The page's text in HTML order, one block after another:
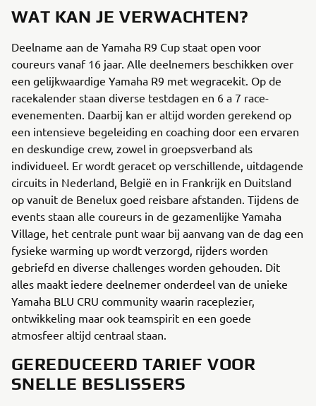
WAT KAN JE VERWACHTEN?
Deelname aan de Yamaha R9 Cup staat open voor
coureurs vanaf 16 jaar. Alle deelnemers beschikken over
een gelijkwaardige Yamaha R9 met wegracekit. Op de
racekalender staan diverse testdagen en 6 a 7 race-
evenementen. Daarbij kan er altijd worden gerekend op
een intensieve begeleiding en coaching door een ervaren
en deskundige crew, zowel in groepsverband als
individueel. Er wordt geracet op verschillende, uitdagende
circuits in Nederland, België en in Frankrijk en Duitsland
op vanuit de Benelux goed reisbare afstanden. Tijdens de
events staan alle coureurs in de gezamenlijke Yamaha
Village, het centrale punt waar bij aanvang van de dag een
fysieke warming up wordt verzorgd, rijders worden
gebriefd en diverse challenges worden gehouden. Dit
alles maakt iedere deelnemer onderdeel van de unieke
Yamaha BLU CRU community waarin raceplezier,
ontwikkeling maar ook teamspirit en een goede
atmosfeer altijd centraal staan.
GEREDUCEERD TARIEF VOOR
SNELLE BESLISSERS